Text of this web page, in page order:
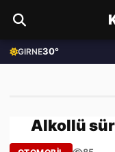
GIRNE30°
Alkollü